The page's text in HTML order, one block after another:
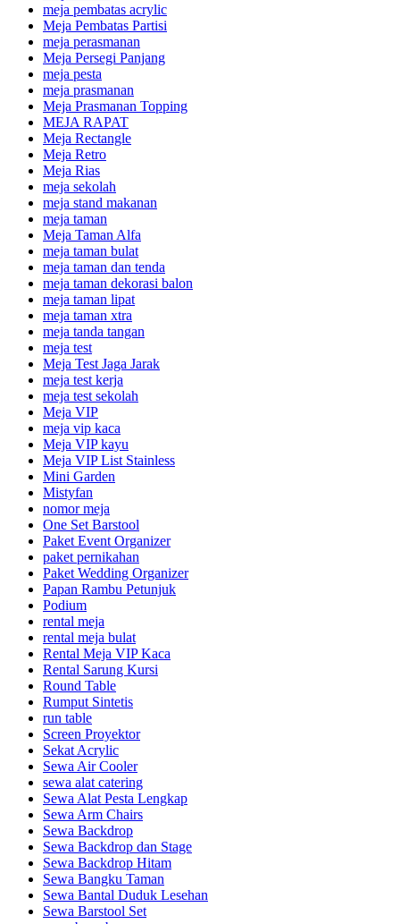
meja pembatas acrylic
Meja Pembatas Partisi
meja perasmanan
Meja Persegi Panjang
meja pesta
meja prasmanan
Meja Prasmanan Topping
MEJA RAPAT
Meja Rectangle
Meja Retro
Meja Rias
meja sekolah
meja stand makanan
meja taman
Meja Taman Alfa
meja taman bulat
meja taman dan tenda
meja taman dekorasi balon
meja taman lipat
meja taman xtra
meja tanda tangan
meja test
Meja Test Jaga Jarak
meja test kerja
meja test sekolah
Meja VIP
meja vip kaca
Meja VIP kayu
Meja VIP List Stainless
Mini Garden
Mistyfan
nomor meja
One Set Barstool
Paket Event Organizer
paket pernikahan
Paket Wedding Organizer
Papan Rambu Petunjuk
Podium
rental meja
rental meja bulat
Rental Meja VIP Kaca
Rental Sarung Kursi
Round Table
Rumput Sintetis
run table
Screen Proyektor
Sekat Acrylic
Sewa Air Cooler
sewa alat catering
Sewa Alat Pesta Lengkap
Sewa Arm Chairs
Sewa Backdrop
Sewa Backdrop dan Stage
Sewa Backdrop Hitam
Sewa Bangku Taman
Sewa Bantal Duduk Lesehan
Sewa Barstool Set